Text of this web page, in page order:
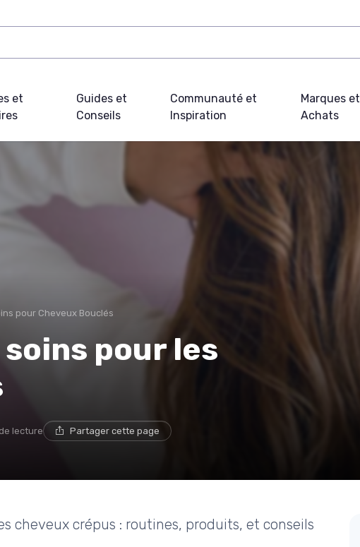
et
Guides et
Conseils
Communauté et
Inspiration
Marques et
Achats
pour Cheveux Bouclés
pour les
lecture Partager cette page
cheveux crépus : routines, produits, et conseils